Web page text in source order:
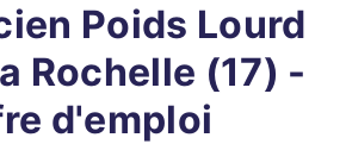
Poids Lourd
Rochelle (17) -
d'emploi